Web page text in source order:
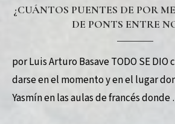
¿CUÁNTOS PUENTES DE POR
DE PONTS ENTRE
por Luis Arturo Basave TODO SE
darse en el momento y en el lugar
Yasmín en las aulas de francés